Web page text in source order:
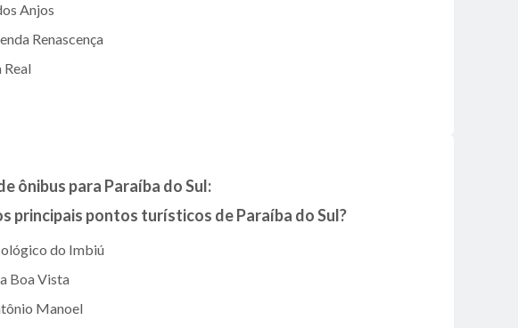
Anjos
Renascença
ônibus para Paraíba do Sul:
principais pontos turísticos de Paraíba do Sul?
do Imbiú
Boa Vista
Manoel